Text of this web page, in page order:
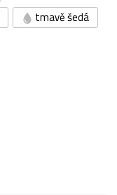
tmavě šedá